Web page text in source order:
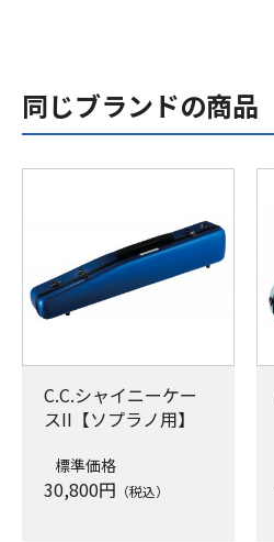
同じブランドの商品
C.C.シャイニーケー
スII【ソプラノ用】
標準価格
30,800円 （税込）